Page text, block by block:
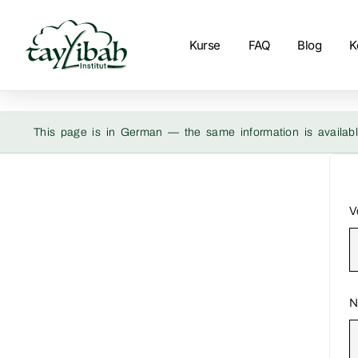
Kurse FAQ Blog
This page is in German — the same information is